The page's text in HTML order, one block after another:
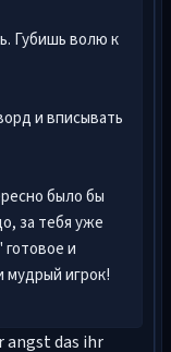
Губишь волю к
и вписывать
было бы
за тебя уже
и
мудрый игрок!
angst das ihr